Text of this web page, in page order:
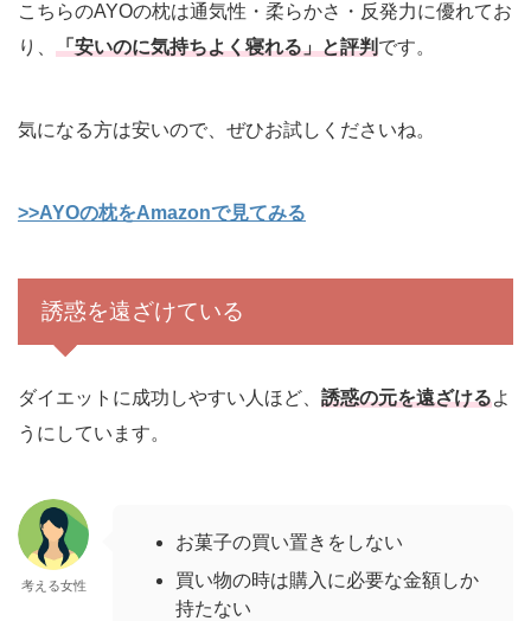
こちらのAYOの枕は通気性・柔らかさ・反発力に優れてお
り、 「安いのに気持ちよく寝れる」と評判です。
気になる方は安いので、ぜひお試しくださいね。
>>AYOの枕をAmazonで見てみる
誘惑を遠ざけている
ダイエットに成功しやすい人ほど、 誘惑の元を遠ざけるよ
うにしています。
考える女性
お菓子の買い置きをしない
買い物の時は購入に必要な金額しか
持たない